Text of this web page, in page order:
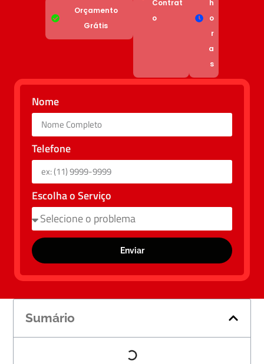
Orçamento
Grátis
Contrat
o
h
o
r
a
s
Nome
Telefone
Escolha o Serviço
Enviar
Sumário